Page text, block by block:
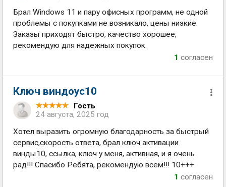
Брал Windows 11 и пару офисных программ, не одной
проблемы с покупками не возникало, цены низкие.
Заказы приходят быстро, качество хорошее,
рекомендую для надежных покупок.
1 согласен
Ключ виндоус10
Гость
24 августа, 2025 год
Хотел выразить огромную благодарность за быстрый
сервис,скорость ответа, брал ключ активации
винды10, ссылка, ключ у меня, активная, и я очень
рад!!! Спасибо Ребята, рекомендую всем!!! 10+++
1 согласен